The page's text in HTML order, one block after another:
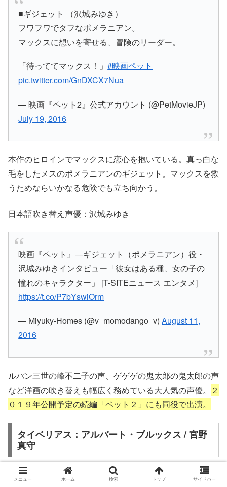
■ギジェット （沢城みゆき）
フワフワでタフなポメラニアン。
マックスに想いを寄せる、冒険のリーダー。
「待っててマックス！」#映画ペット
pic.twitter.com/GnDXCX7Nua
— 映画『ペット2』公式アカウント (@PetMovieJP)
July 19, 2016
本作のヒロインでマックスに恋心を抱いている。真っ白な
毛をしたメスのポメラニアンのギジェット。マックスを救
うためならいかなる危険でも立ち向かう。
日本語吹き替え声優：沢城みゆき
映画『ペット』―ギジェット（ポメラニアン）役・
沢城みゆきインタビュー「彼女はある種、女の子の
憧れのキャラクター」 [T-SITEニュース エンタメ]
https://t.co/P7bYswiOrm
— Miyuky-Homes (@v_momodango_v)August 11,
2016
ルパン三世の峰不二子の声、ゲゲゲの鬼太郎の鬼太郎の声
など洋画の吹き替えも幅広く務めている大人気の声優。
２
０１９年公開予定の続編「ペット２」にも同役で出演。
タイベリアス：アルバート・ブルックス / 宮野
真守
メニュー ホーム 検索 トップ サイドバー